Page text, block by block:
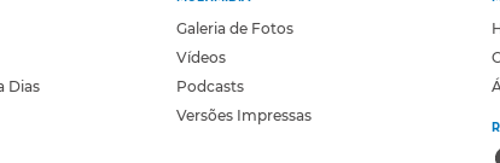
Dias
Galeria de Fotos
Vídeos
Podcasts
Versões Impressas